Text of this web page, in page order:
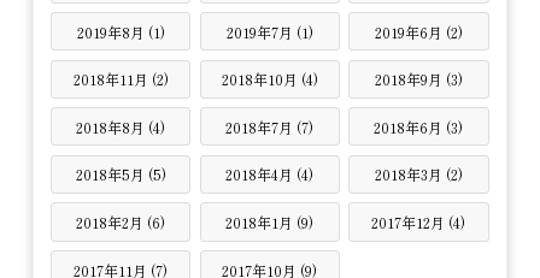
2019年8月 (1) 2019年7月 (1) 2019年6月 (2)
2018年11月 (2) 2018年10月 (4) 2018年9月 (3)
2018年8月 (4) 2018年7月 (7) 2018年6月 (3)
2018年5月 (5) 2018年4月 (4) 2018年3月 (2)
2018年2月 (6) 2018年1月 (9) 2017年12月 (4)
2017年11月 (7) 2017年10月 (9)